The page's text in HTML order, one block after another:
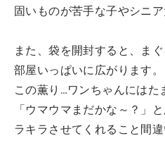
固いものが苦手な子やシニ
また、袋を開封すると、ま
部屋いっぱいに広がります。
この薫り…ワンちゃんにはた
「ウマウマまだかな～？」
ラキラさせてくれること間